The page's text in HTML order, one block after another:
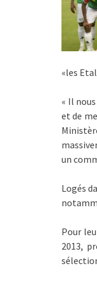
«les
« Il
et de
un
Logés
Pour
2013,